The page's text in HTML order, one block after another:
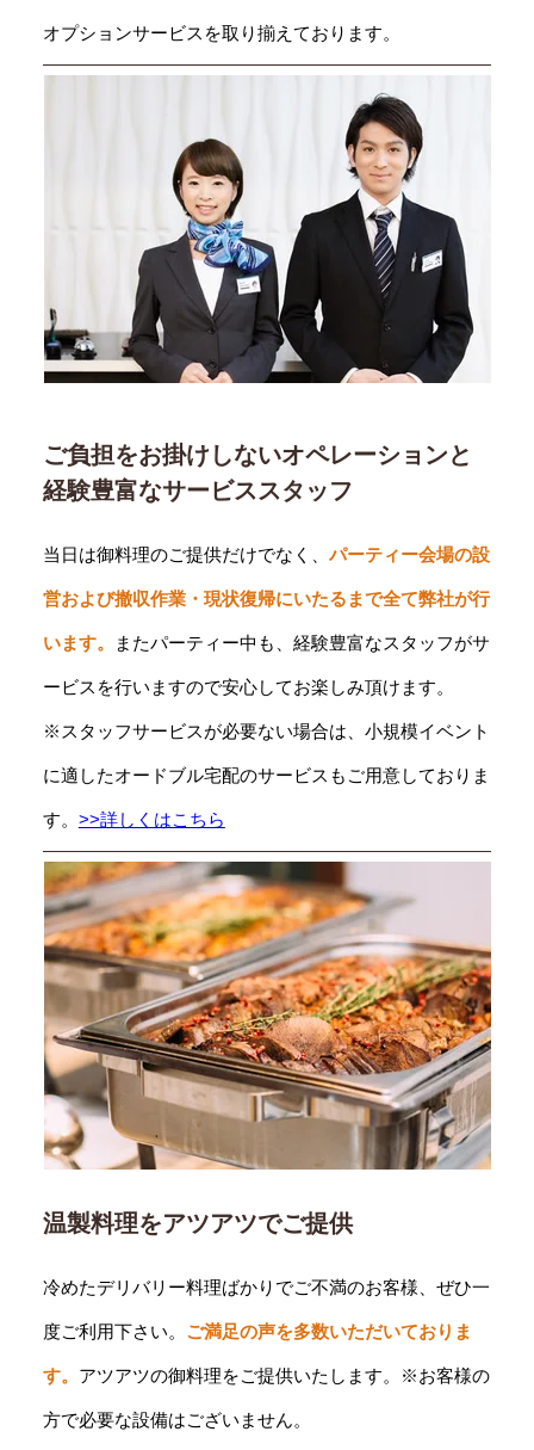
オプションサービスを取り揃えております。
ご負担をお掛けしないオペレーションと
経験豊富なサービススタッフ
当日は御料理のご提供だけでなく、パーティー会場の設
営および撤収作業・現状復帰にいたるまで全て弊社が行
います。 またパーティー中も、経験豊富なスタッフがサ
ービスを行いますので安心してお楽しみ頂けます。
※スタッフサービスが必要ない場合は、小規模イベント
に適したオードブル宅配のサービスもご用意しておりま
す。 >>詳しくはこちら
温製料理をアツアツでご提供
冷めたデリバリー料理ばかりでご不満のお客様、ぜひ一
度ご利用下さい。 ご満足の声を多数いただいておりま
す。 アツアツの御料理をご提供いたします。※お客様の
方で必要な設備はございません。